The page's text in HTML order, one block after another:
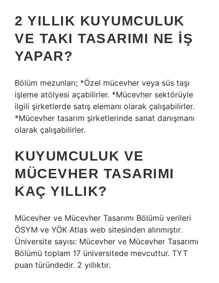
2 YILLIK KUYUMCULUK
VE TAKI TASARIMI NE IŞ
YAPAR?
Bölüm mezunları; *Özel mücevher veya süs taşı
işleme atölyesi açabilirler. *Mücevher sektörüyle
ilgili şirketlerde satış elemanı olarak çalışabilirler.
*Mücevher tasarım şirketlerinde sanat danışmanı
olarak çalışabilirler.
KUYUMCULUK VE
MÜCEVHER TASARIMI
KAÇ YILLIK?
Mücevher ve Mücevher Tasarımı Bölümü verileri
ÖSYM ve YÖK Atlas web sitesinden alınmıştır.
Üniversite sayısı: Mücevher ve Mücevher Tasarımı
Bölümü toplam 17 üniversitede mevcuttur. TYT
puan türündedir. 2 yıllıktır.